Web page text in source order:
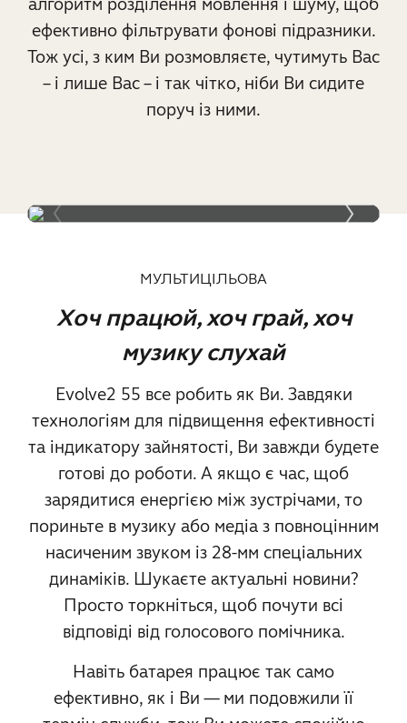
алгоритм розділення мовлення і шуму, щоб
ефективно фільтрувати фонові підразники.
Тож усі, з ким Ви розмовляєте, чутимуть Вас
– і лише Вас – і так чітко, ніби Ви сидите
поруч із ними.
МУЛЬТИЦІЛЬОВА
Хоч працюй, хоч грай, хоч
музику слухай
Evolve2 55 все робить як Ви. Завдяки
технологіям для підвищення ефективності
та індикатору зайнятості, Ви завжди будете
готові до роботи. А якщо є час, щоб
зарядитися енергією між зустрічами, то
пориньте в музику або медіа з повноцінним
насиченим звуком із 28-мм спеціальних
динаміків. Шукаєте актуальні новини?
Просто торкніться, щоб почути всі
відповіді від голосового помічника.
Навіть батарея працює так само
ефективно, як і Ви — ми подовжили її